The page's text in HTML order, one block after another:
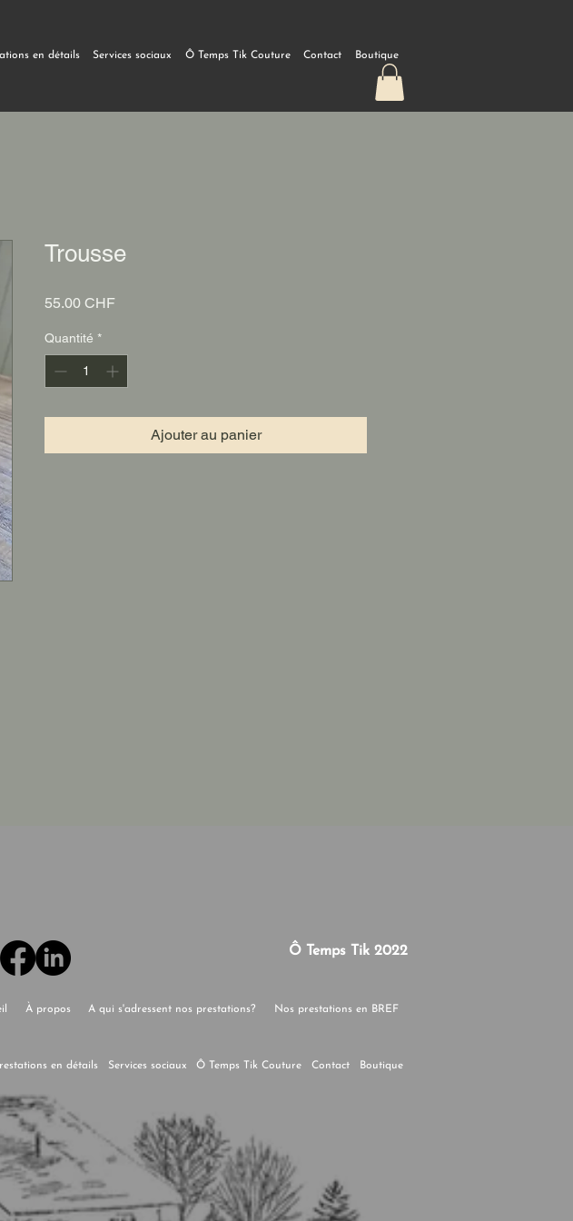
en détails Services sociaux Ô Temps Tik Couture Contact Boutique
Trousse
55.00 CHFPrix
Quantité *
Ajouter au panier
Ô Temps Tik 2022
À propos A qui s'adressent nos prestations? Nos prestations en BREF
en détails Services sociaux Ô Temps Tik Couture Contact Boutique